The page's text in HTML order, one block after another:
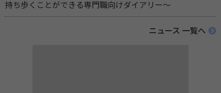
持ち歩くことができる専門職向けダイアリー～
ニュース 一覧へ